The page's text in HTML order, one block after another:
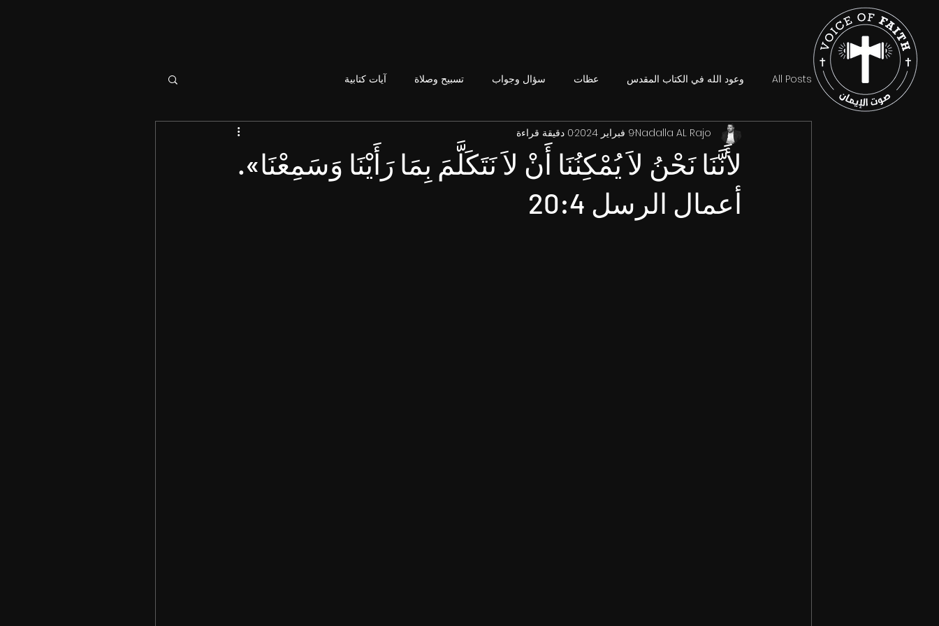
All Posts وعود الله في الكتاب المقدس عظات سؤال وجواب تسبيح وصلاة آيات كتابية
لأَنَّنَا نَحْنُ لاَ يُمْكِنُنَا أَنْ لاَ نَتَكَلَّمَ بِمَا رَأَيْنَا وَسَمِعْنَا».
أعمال الرسل 20:4
Nadalla AL Rajo9 فبراير 2024 0 دقيقة قراءة